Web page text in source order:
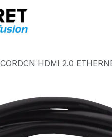
CORDON HDMI 2.0